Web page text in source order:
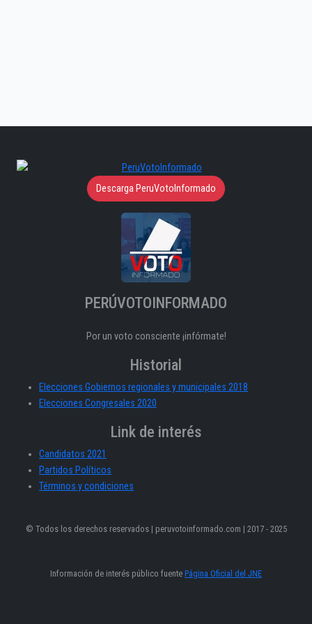
Descarga PeruVotoInformado
PERÚVOTOINFORMADO
Por un voto consciente ¡infórmate!
Historial
Elecciones Gobiernos regionales y municipales 2018
Elecciones Congresales 2020
Link de interés
Candidatos 2021
Partidos Políticos
Términos y condiciones
© Todos los derechos reservados | peruvotoinformado.com | 2017 - 2025
Información de interés público fuente Página Oficial del JNE